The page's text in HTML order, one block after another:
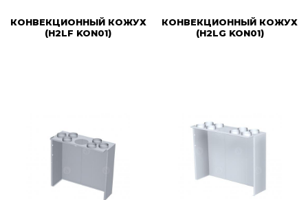
КОНВЕКЦИОННЫЙ КОЖУХ
(H2LF KON01)
КОНВЕКЦИОННЫЙ КОЖУХ
(H2LG KON01)